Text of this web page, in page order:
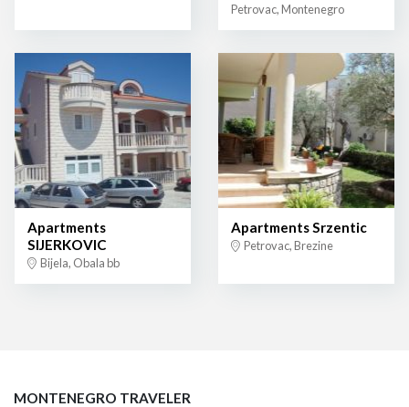
Petrovac, Montenegro
Apartments
SIJERKOVIC
Bijela, Obala bb
Apartments Srzentic
Petrovac, Brezine
MONTENEGRO TRAVELER